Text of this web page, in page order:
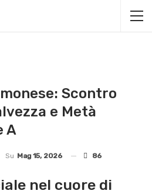
Scontro
e Metà
A
Su Mag 15, 2026 86
nel cuore di